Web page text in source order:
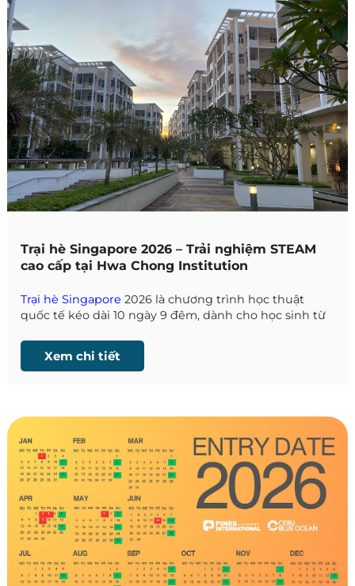
Trại hè Singapore 2026 – Trải nghiệm STEAM
cao cấp tại Hwa Chong Institution
Trại hè Singapore 2026 là chương trình học thuật
quốc tế kéo dài 10 ngày 9 đêm, dành cho học sinh từ
triển tư duy toàn diện.
Xem chi tiết